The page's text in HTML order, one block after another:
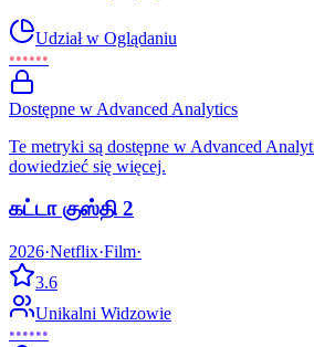
Udział w Oglądaniu
••••••
Dostępne w Advanced Analytics
Te metryki są dostępne w Advanced
dowiedzieć się więcej.
கட்டா குஸ்தி 2
2026·Netflix·Film·
3.6
Unikalni Widzowie
••••••